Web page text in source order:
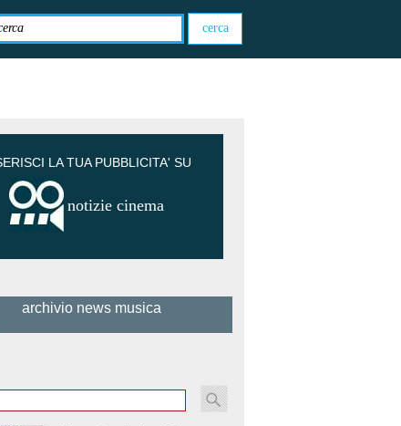
LA TUA PUBBLICITA' SU
notizie cinema
archivio news musica